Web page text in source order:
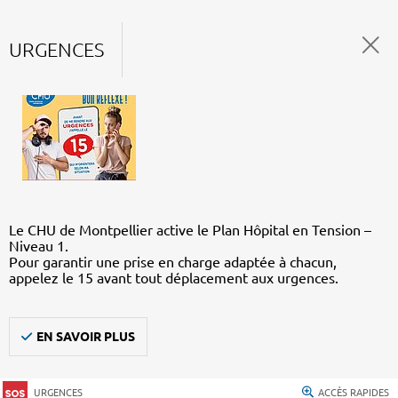
URGENCES
Le CHU de Montpellier active le Plan Hôpital en Tension –
Niveau 1.
Pour garantir une prise en charge adaptée à chacun,
appelez le 15 avant tout déplacement aux urgences.
EN SAVOIR PLUS
URGENCES ACCÈS RAPIDES